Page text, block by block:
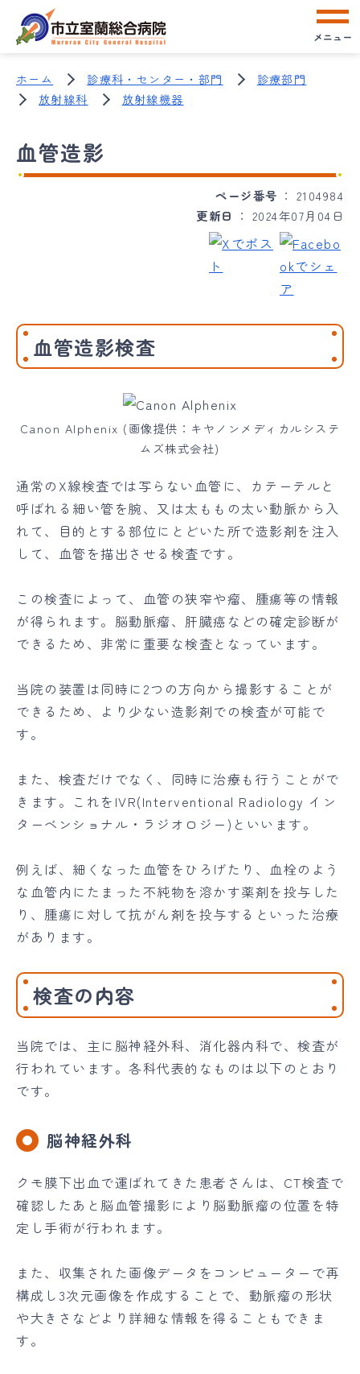
メニュー
ホーム 診療科・センター・部門
診療部門
放射線科
放射線機器
血管造影
ページ番号
2104984
更新日
2024年07月04日
血管造影検査
Canon Alphenix (画像提供：キヤノンメディカルシステ
ムズ株式会社)
通常のX線検査では写らない血管に、カテーテルと
呼ばれる細い管を腕、又は太ももの太い動脈から入
れて、目的とする部位にとどいた所で造影剤を注入
して、血管を描出させる検査です。
この検査によって、血管の狭窄や瘤、腫瘍等の情報
が得られます。脳動脈瘤、肝臓癌などの確定診断が
できるため、非常に重要な検査となっています。
当院の装置は同時に2つの方向から撮影することが
できるため、より少ない造影剤での検査が可能で
す。
また、検査だけでなく、同時に治療も行うことがで
きます。これをIVR(Interventional Radiology イン
ターベンショナル・ラジオロジー)といいます。
例えば、細くなった血管をひろげたり、血栓のよう
な血管内にたまった不純物を溶かす薬剤を投与した
り、腫瘍に対して抗がん剤を投与するといった治療
があります。
検査の内容
当院では、主に脳神経外科、消化器内科で、検査が
行われています。各科代表的なものは以下のとおり
です。
脳神経外科
クモ膜下出血で運ばれてきた患者さんは、CT検査で
確認したあと脳血管撮影により脳動脈瘤の位置を特
定し手術が行われます。
また、収集された画像データをコンピューターで再
構成し3次元画像を作成することで、動脈瘤の形状
や大きさなどより詳細な情報を得ることもできま
す。